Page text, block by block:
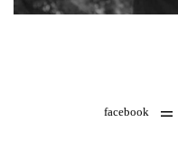
facebook